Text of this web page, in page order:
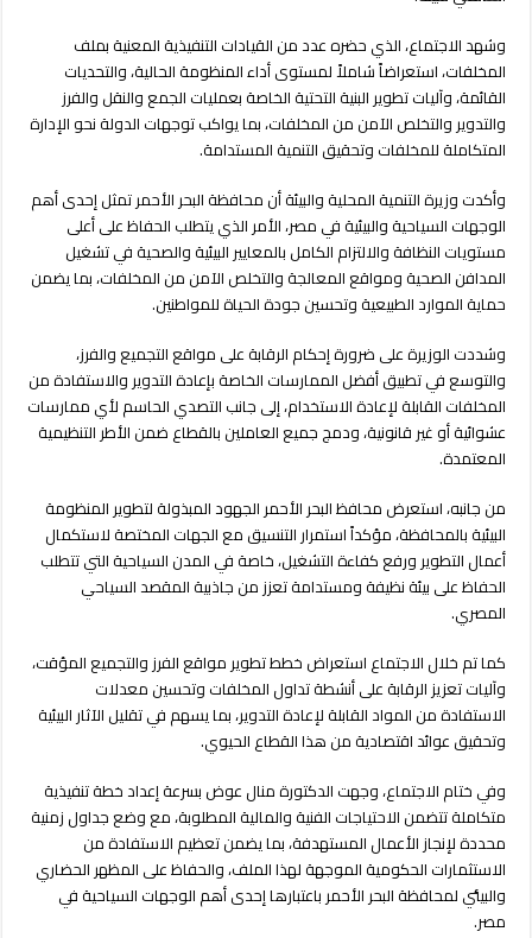
وشهد الاجتماع، الذي حضره عدد من القيادات التنفيذية المعنية بملف
المخلفات، استعراضاً شاملاً لمستوى أداء المنظومة الحالية، والتحديات
القائمة، وآليات تطوير البنية التحتية الخاصة بعمليات الجمع والنقل والفرز
والتدوير والتخلص الآمن من المخلفات، بما يواكب توجهات الدولة نحو الإدارة
المتكاملة للمخلفات وتحقيق التنمية المستدامة.
وأكدت وزيرة التنمية المحلية والبيئة أن محافظة البحر الأحمر تمثل إحدى أهم
الوجهات السياحية والبيئية في مصر، الأمر الذي يتطلب الحفاظ على أعلى
مستويات النظافة والالتزام الكامل بالمعايير البيئية والصحية في تشغيل
المدافن الصحية ومواقع المعالجة والتخلص الآمن من المخلفات، بما يضمن
حماية الموارد الطبيعية وتحسين جودة الحياة للمواطنين.
وشددت الوزيرة على ضرورة إحكام الرقابة على مواقع التجميع والفرز،
والتوسع في تطبيق أفضل الممارسات الخاصة بإعادة التدوير والاستفادة من
المخلفات القابلة لإعادة الاستخدام، إلى جانب التصدي الحاسم لأي ممارسات
عشوائية أو غير قانونية، ودمج جميع العاملين بالقطاع ضمن الأطر التنظيمية
المعتمدة.
من جانبه، استعرض محافظ البحر الأحمر الجهود المبذولة لتطوير المنظومة
البيئية بالمحافظة، مؤكداً استمرار التنسيق مع الجهات المختصة لاستكمال
أعمال التطوير ورفع كفاءة التشغيل، خاصة في المدن السياحية التي تتطلب
الحفاظ على بيئة نظيفة ومستدامة تعزز من جاذبية المقصد السياحي
المصري.
كما تم خلال الاجتماع استعراض خطط تطوير مواقع الفرز والتجميع المؤقت،
وآليات تعزيز الرقابة على أنشطة تداول المخلفات وتحسين معدلات
الاستفادة من المواد القابلة لإعادة التدوير، بما يسهم في تقليل الآثار البيئية
وتحقيق عوائد اقتصادية من هذا القطاع الحيوي.
وفي ختام الاجتماع، وجهت الدكتورة منال عوض بسرعة إعداد خطة تنفيذية
متكاملة تتضمن الاحتياجات الفنية والمالية المطلوبة، مع وضع جداول زمنية
محددة لإنجاز الأعمال المستهدفة، بما يضمن تعظيم الاستفادة من
الاستثمارات الحكومية الموجهة لهذا الملف، والحفاظ على المظهر الحضاري
والبيئي لمحافظة البحر الأحمر باعتبارها إحدى أهم الوجهات السياحية في
مصر.